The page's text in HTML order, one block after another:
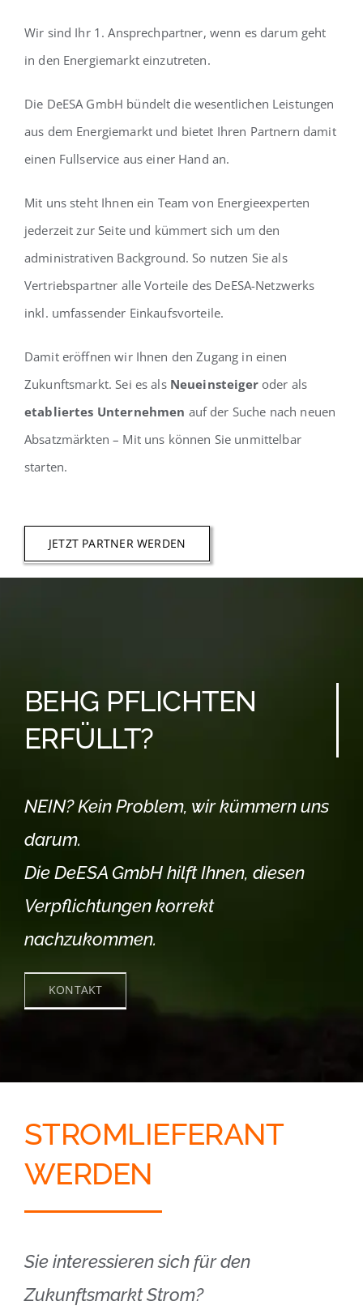
Wir sind Ihr 1. Ansprechpartner, wenn es darum geht
in den Energiemarkt einzutreten.
Die DeESA GmbH bündelt die wesentlichen Leistungen
aus dem Energiemarkt und bietet Ihren Partnern damit
einen Fullservice aus einer Hand an.
Mit uns steht Ihnen ein Team von Energieexperten
jederzeit zur Seite und kümmert sich um den
administrativen Background. So nutzen Sie als
Vertriebspartner alle Vorteile des DeESA-Netzwerks
inkl. umfassender Einkaufsvorteile.
Damit eröffnen wir Ihnen den Zugang in einen
Zukunftsmarkt. Sei es als Neueinsteigeroder als
etabliertes Unternehmen auf der Suche nach neuen
Absatzmärkten – Mit uns können Sie unmittelbar
starten.
JETZT PARTNER WERDEN
BEHG PFLICHTEN
ERFÜLLT?
NEIN? Kein Problem, wir kümmern uns
darum.
Die DeESA GmbH hilft Ihnen, diesen
Verpflichtungen korrekt
nachzukommen.
KONTAKT
STROMLIEFERANT
WERDEN
Sie interessieren sich für den
Zukunftsmarkt Strom?